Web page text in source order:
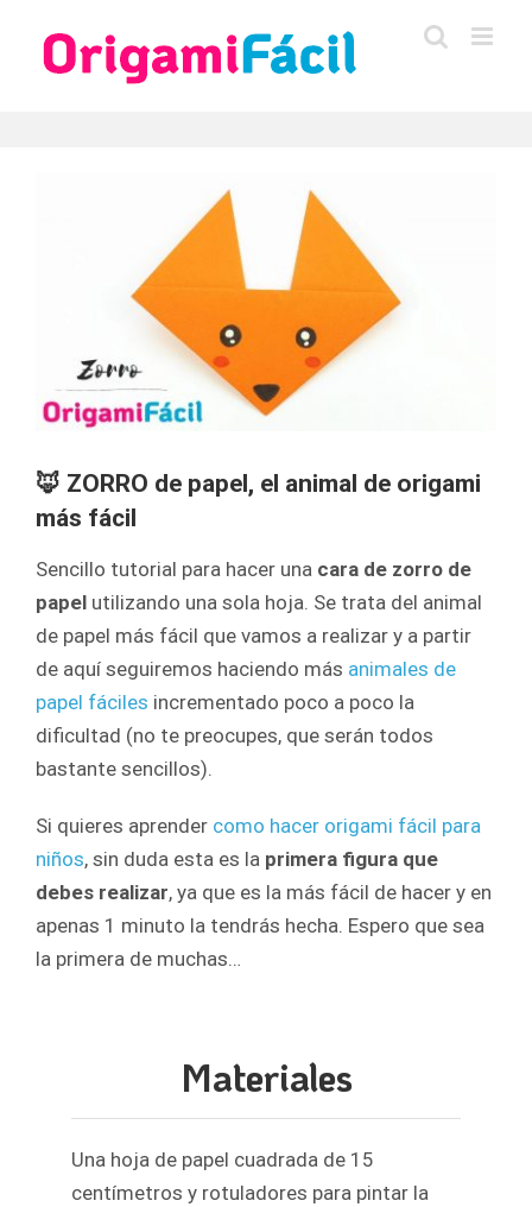
🦊 ZORRO de papel, el animal de origami
más fácil
Sencillo tutorial para hacer una cara de zorro de
papel utilizando una sola hoja. Se trata del animal
de papel más fácil que vamos a realizar y a partir
de aquí seguiremos haciendo más animales de
papel fáciles incrementado poco a poco la
dificultad (no te preocupes, que serán todos
bastante sencillos).
Si quieres aprender como hacer origami fácil para
niños, sin duda esta es la primera figura que
debes realizar, ya que es la más fácil de hacer y en
apenas 1 minuto la tendrás hecha. Espero que sea
la primera de muchas…
Materiales
Una hoja de papel cuadrada de 15
centímetros y rotuladores para pintar la